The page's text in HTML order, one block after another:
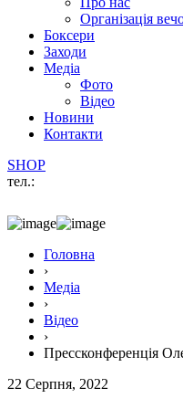
Організація
Боксери
Заходи
Медіа
Фото
Відео
Новини
Контакти
SHOP
тел.:
Головна
›
Медіа
›
Відео
›
Прессконференція
22 Серпня, 2022